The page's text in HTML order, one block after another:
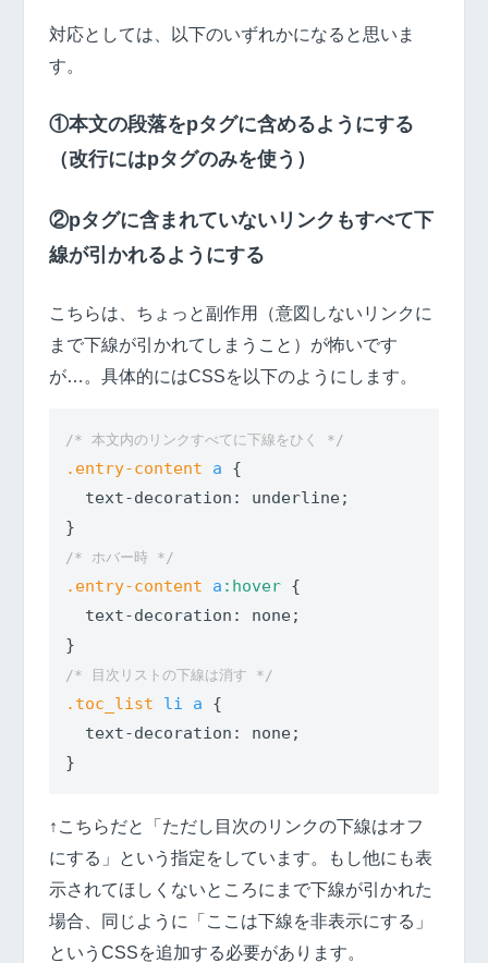
対応としては、以下のいずれかになると思いま
す。
①本文の段落をpタグに含めるようにする
（改行にはpタグのみを使う）
②pタグに含まれていないリンクもすべて下
線が引かれるようにする
こちらは、ちょっと副作用（意図しないリンクに
まで下線が引かれてしまうこと）が怖いです
が…。具体的にはCSSを以下のようにします。
/* 本文内のリンクすべてに下線をひく */
.entry-content a {
text-decoration : underline;
/* ホバー時 */
.entry-content a :hover {
text-decoration : none;
/* 目次リストの下線は消す */
.toc_list li a {
text-decoration : none;
↑こちらだと「ただし目次のリンクの下線はオフ
にする」という指定をしています。もし他にも表
示されてほしくないところにまで下線が引かれた
場合、同じように「ここは下線を非表示にする」
というCSSを追加する必要があります。